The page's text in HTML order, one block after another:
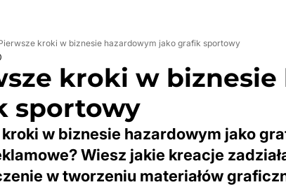
kroki w biznesie hazardowym jako grafik sportowy
kroki w
sportowy
w biznesie hazardowym jako
Wiesz jakie kreacje
w tworzeniu materiałów